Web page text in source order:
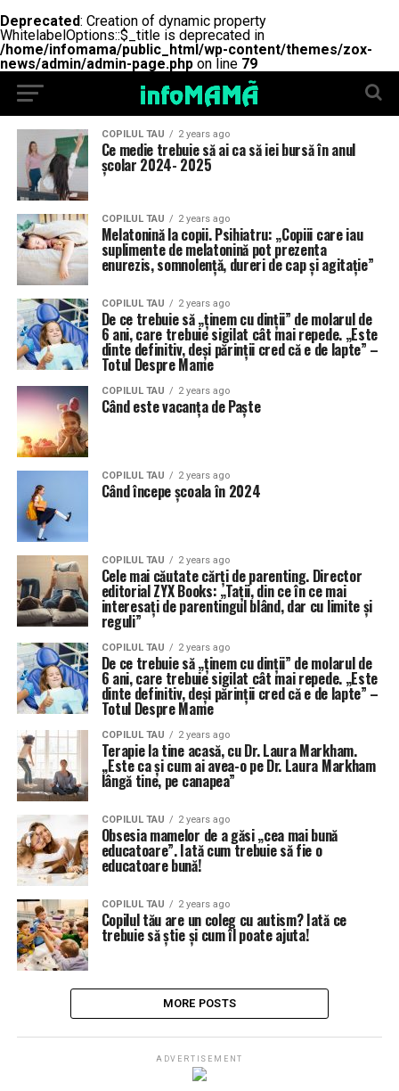
Deprecated: Creation of dynamic property
WhitelabelOptions::$_title is deprecated in
/home/infomama/public_html/wp-content/themes/zox-
news/admin/admin-page.php on line 79
COPILUL TAU 2 years ago
Ce medie trebuie să ai ca să iei bursă în anul
școlar 2024- 2025
COPILUL TAU 2 years ago
Melatonină la copii. Psihiatru: „Copiii care iau
suplimente de melatonină pot prezenta
enurezis, somnolență, dureri de cap și agitație”
COPILUL TAU 2 years ago
De ce trebuie să „ținem cu dinții” de molarul de
6 ani, care trebuie sigilat cât mai repede. „Este
dinte definitiv, deși părinții cred că e de lapte” –
Totul Despre Mame
COPILUL TAU 2 years ago
Când este vacanța de Paște
COPILUL TAU 2 years ago
Când începe școala în 2024
COPILUL TAU 2 years ago
Cele mai căutate cărți de parenting. Director
editorial ZYX Books: „Tații, din ce în ce mai
interesați de parentingul blând, dar cu limite și
reguli”
COPILUL TAU 2 years ago
De ce trebuie să „ținem cu dinții” de molarul de
6 ani, care trebuie sigilat cât mai repede. „Este
dinte definitiv, deși părinții cred că e de lapte” –
Totul Despre Mame
COPILUL TAU 2 years ago
Terapie la tine acasă, cu Dr. Laura Markham.
,,Este ca și cum ai avea-o pe Dr. Laura Markham
lângă tine, pe canapea”
COPILUL TAU 2 years ago
Obsesia mamelor de a găsi „cea mai bună
educatoare”. Iată cum trebuie să fie o
educatoare bună!
COPILUL TAU 2 years ago
Copilul tău are un coleg cu autism? Iată ce
trebuie să știe și cum îl poate ajuta!
MORE POSTS
ADVERTISEMENT